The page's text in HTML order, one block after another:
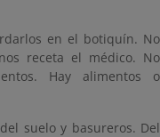
en el botiquín. No
receta el médico. No
Hay alimentos o
suelo y basureros. Del